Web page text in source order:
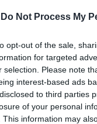
Do Not Process My
opt-out of the sale,
for targeted
selection. Please note
interest-based ads
to third parties
of your personal
This information may
cita "Il poeta
non
tempi, era
surrealtà”,
ho voluto fare
non allinearmi a
si dovesse fare".